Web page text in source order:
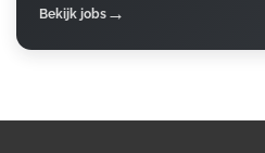
Bekijk jobs